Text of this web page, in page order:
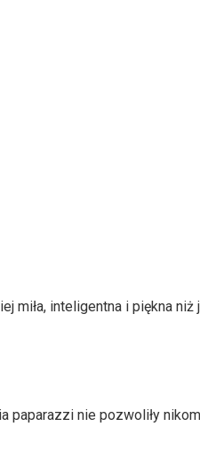
miła, inteligentna i piękna niż
paparazzi nie pozwoliły